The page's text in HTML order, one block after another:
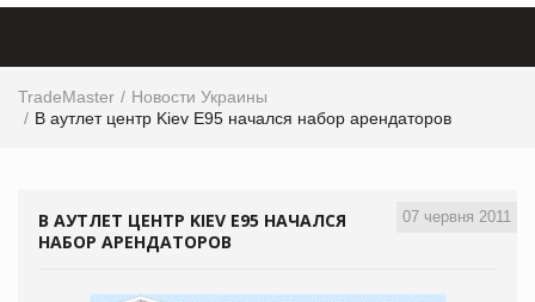
TradeMaster
Новости Украины
В аутлет центр Kiev Е95 начался набор арендаторов
07 червня 2011
В АУТЛЕТ ЦЕНТР KIEV Е95 НАЧАЛСЯ
НАБОР АРЕНДАТОРОВ